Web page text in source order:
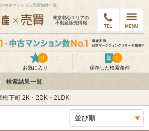
中古マンション売買物件一覧
東京都⼼エリアの
不動産販売情報
お気に入り
0
保存した検索条件
0
検索結果一覧
松下町 2K・2DK・2LDK